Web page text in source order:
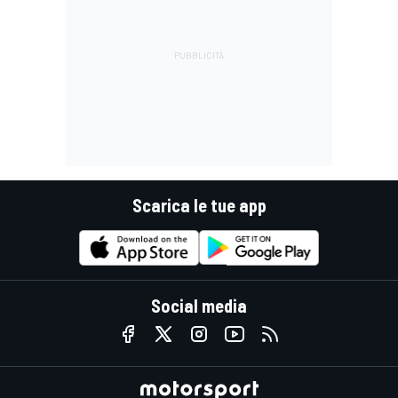
Scarica le tue app
Social media